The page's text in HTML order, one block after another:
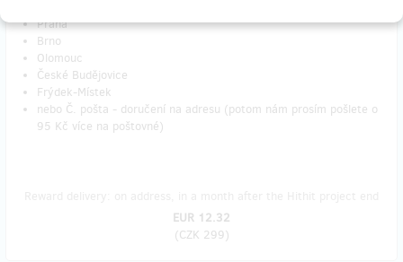
Praha
Brno
Olomouc
České Budějovice
Frýdek-Místek
nebo Č. pošta - doručení na adresu (potom nám prosím pošlete o
95 Kč více na poštovné)
EUR 12.32
(CZK 299)